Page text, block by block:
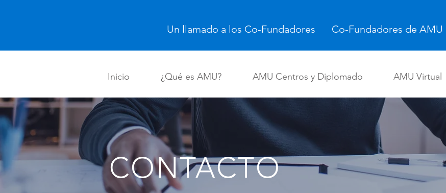
Un llamado a los Co-Fundadores Co-Fundadores de AMU
Inicio ¿Qué es AMU? AMU Centros y Diplomado AMU Virtual
CONTACTO